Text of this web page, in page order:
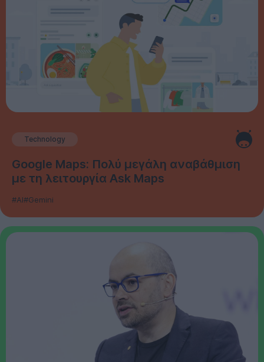
Technology
Google Maps: Πολύ μεγάλη αναβάθμιση
με τη λειτουργία Ask Maps
#AI#Gemini